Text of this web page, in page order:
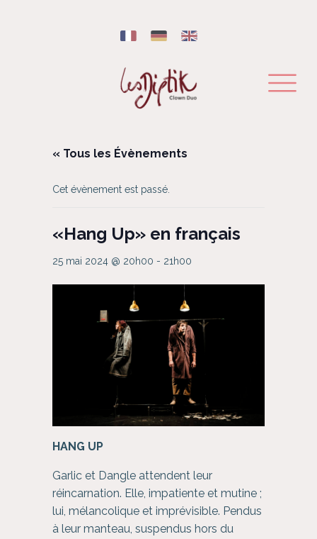
« Tous les Évènements
Cet évènement est passé.
«Hang Up» en français
25 mai 2024 @ 20h00 - 21h00
HANG UP
Garlic et Dangle attendent leur
réincarnation. Elle, impatiente et mutine ;
lui, mélancolique et imprévisible. Pendus
à leur manteau, suspendus hors du